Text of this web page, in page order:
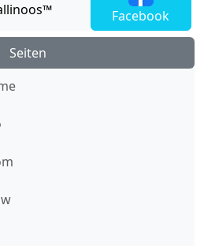
Facebook
Seiten